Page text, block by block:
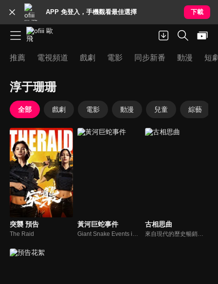
APP 免登入，手機觀看最佳選擇 下載
推薦 電視頻道 戲劇 電影 同步新番 動漫 短
淳于珊珊
全部 戲劇 電影 動漫 兒童 綜藝
突襲 預告
The Raid
黃河巨蛇事件
Giant Snake Events in Yellow River
古相思曲
來自現代的歷史暢銷書作家沈不言，穿越邂逅遺臭青史的一代“妖后”陸鳶，一場雙向奔赴的千年愛戀，卻發生在一條背道而馳的時間線上，以致於她情深時他不知，他深情時她不識……